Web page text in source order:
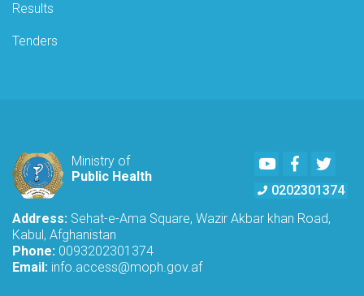
Results
Tenders
Ministry of
Public Health
YoutubeFacebook
0202301374
Address: Sehat-e-Ama Square, Wazir Akbar khan Road,
Kabul, Afghanistan
Phone: 0093202301374
Email: info.access@moph.gov.af